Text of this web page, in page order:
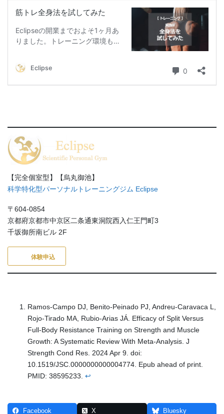
【完全個室型】【烏丸御池】
科学特化型パーソナルトレーニングジム Eclipse
〒604-0854
京都府京都市中京区二条通東洞院西入仁王門町3
千坂御所南ビル 2F
体験申込
Ramos-Campo DJ, Benito-Peinado PJ, Andreu-Caravaca L,
Rojo-Tirado MA, Rubio-Arias JÁ. Efficacy of Split Versus
Full-Body Resistance Training on Strength and Muscle
Growth: A Systematic Review With Meta-Analysis. J
Strength Cond Res. 2024 Apr 9. doi:
10.1519/JSC.0000000000004774. Epub ahead of print.
PMID: 38595233. ↩︎
Facebook X Bluesky